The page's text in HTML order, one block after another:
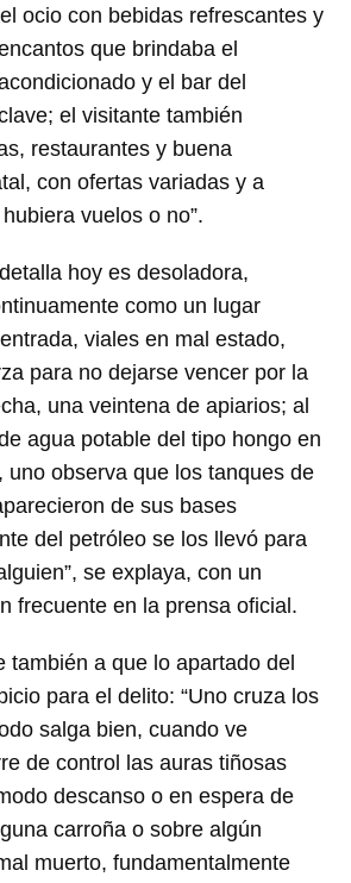
ocio con bebidas refrescantes y
que brindaba el
y el bar del
el visitante también
restaurantes y buena
con ofertas variadas y a
vuelos o no”.
hoy es desoladora,
como un lugar
entrada, viales en mal estado,
para no dejarse vencer por la
una veintena de apiarios; al
agua potable del tipo hongo en
uno observa que los tanques de
de sus bases
del petróleo se los llevó para
se explaya, con un
frecuente en la prensa oficial.
también a que lo apartado del
para el delito: “Uno cruza los
salga bien, cuando ve
de control las auras tiñosas
descanso o en espera de
carroña o sobre algún
muerto, fundamentalmente